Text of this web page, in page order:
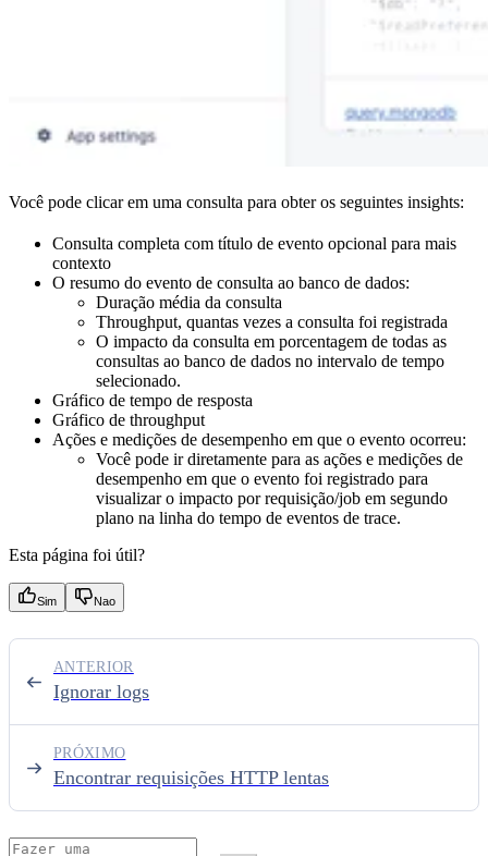
Você pode clicar em uma consulta para obter os seguintes insights:
Consulta completa com título de evento opcional para mais
contexto
O resumo do evento de consulta ao banco de dados:
Duração média da consulta
Throughput, quantas vezes a consulta foi registrada
O impacto da consulta em porcentagem de todas as
consultas ao banco de dados no intervalo de tempo
selecionado.
Gráfico de tempo de resposta
Gráfico de throughput
Ações e medições de desempenho em que o evento ocorreu:
Você pode ir diretamente para as ações e medições de
desempenho em que o evento foi registrado para
visualizar o impacto por requisição/job em segundo
plano na linha do tempo de eventos de trace.
Esta página foi útil?
Sim Nao
Ignorar logs
ANTERIOR
Encontrar requisições HTTP lentas
PRÓXIMO